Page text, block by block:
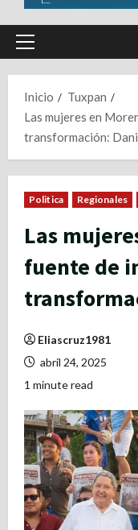
Menú
Inicio
Tuxpan
Las mujeres en
transformación:
Politica Regionales
Las
fuente de
Eliascruz1981
abril 24, 2025
1 minute read